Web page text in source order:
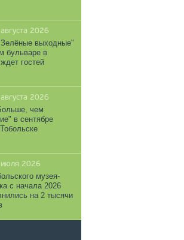
2026
выходные"
бульваре в
гостей
2026
чем
в сентябре
2026
музея-
с начала 2026
на 2 тысячи